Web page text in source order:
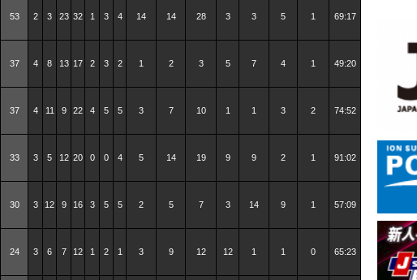
53 2 3 23 32 1 3 4 14 14 28 3 3 5 1 69:17
37 4 8 13 17 2 3 2 1 2 3 5 7 4 1 49:20
37 4 11 9 22 4 5 5 3 7 10 1 1 3 2 74:52
33 3 5 12 20 0 0 4 5 14 19 9 9 2 1 91:02
30 3 12 9 16 3 5 5 2 5 7 3 14 9 1 57:09
24 3 6 7 12 1 2 1 3 9 12 12 1 1 0 65:23